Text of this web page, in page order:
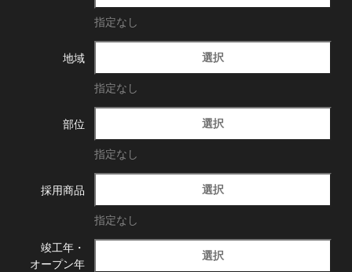
指定なし
地域 選択
指定なし
部位 選択
指定なし
採用商品 選択
指定なし
竣工年・
オープン年
選択